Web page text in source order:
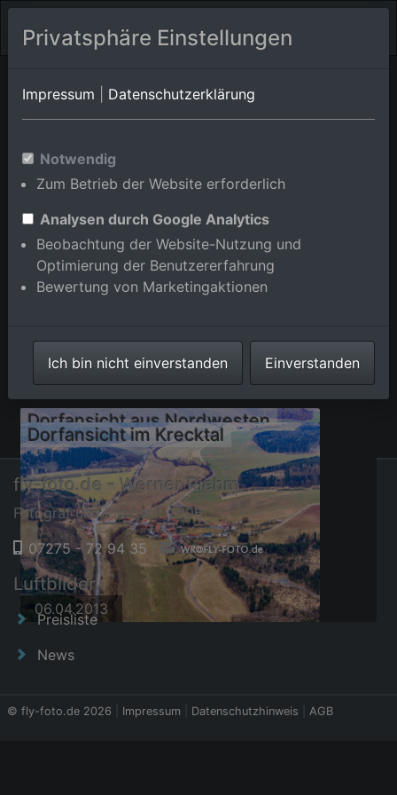
Heldburg/Rieth Thüringen
Luftbildalbum von
Heldburg/Völkershausen in
Thüringen, Deutschland
Dorfansicht aus Nordwesten
04.04.2014
Dorfansicht im Krecktal
06.04.2013
fly-foto.de - Werner Riehm
Fotograf und Pilot seit 2006
07275 - 72 94 35
Luftbilder
Preisliste
News
© fly-foto.de 2026 Impressum Datenschutzhinweis AGB
Privatsphäre Einstellungen
Impressum Datenschutzerklärung
Notwendig
Zum Betrieb der Website erforderlich
Analysen durch Google Analytics
Beobachtung der Website-Nutzung und
Optimierung der Benutzererfahrung
Bewertung von Marketingaktionen
Ich bin nicht einverstanden Einverstanden